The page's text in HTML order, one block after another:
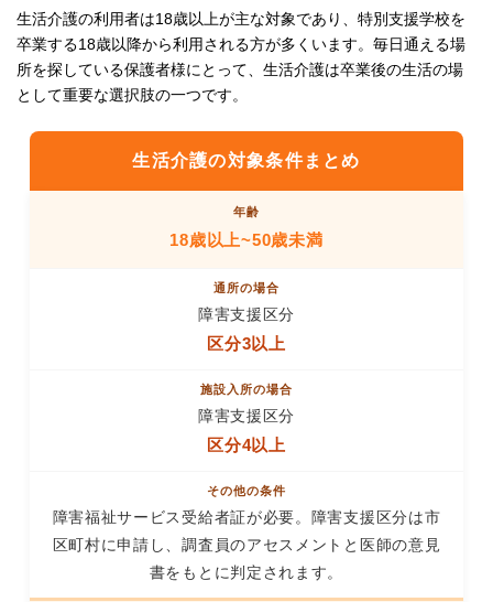
生活介護の利用者は18歳以上が主な対象であり、特別支援学校を
卒業する18歳以降から利用される方が多くいます。毎日通える場
所を探している保護者様にとって、生活介護は卒業後の生活の場
として重要な選択肢の一つです。
生活介護の対象条件まとめ
18歳以上~50歳未満
障害支援区分
区分3以上
障害支援区分
区分4以上
障害福祉サービス受給者証が必要。障害支援区分は市
区町村に申請し、調査員のアセスメントと医師の意見
書をもとに判定されます。